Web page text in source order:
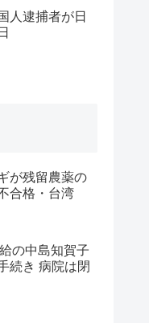
人逮捕者が日
が残留農薬の
合格・台湾
の中島知賀子
続き 病院は閉